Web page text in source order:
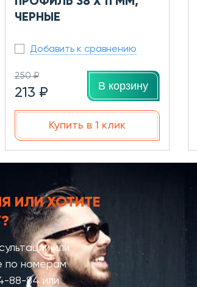
ЧЕРНЫЕ
Добавить к сравнению
250 ₽
213 ₽ В корзину
Купить в 1 клик
ИЛИ ХОТИТЕ
или
по номерам
88-84 или